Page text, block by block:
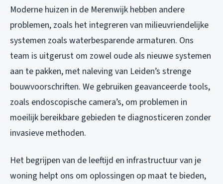
Moderne huizen in de Merenwijk hebben andere
problemen, zoals het integreren van milieuvriendelijke
systemen zoals waterbesparende armaturen. Ons
team is uitgerust om zowel oude als nieuwe systemen
aan te pakken, met naleving van Leiden’s strenge
bouwvoorschriften. We gebruiken geavanceerde tools,
zoals endoscopische camera’s, om problemen in
moeilijk bereikbare gebieden te diagnosticeren zonder
invasieve methoden.
Het begrijpen van de leeftijd en infrastructuur van je
woning helpt ons om oplossingen op maat te bieden,